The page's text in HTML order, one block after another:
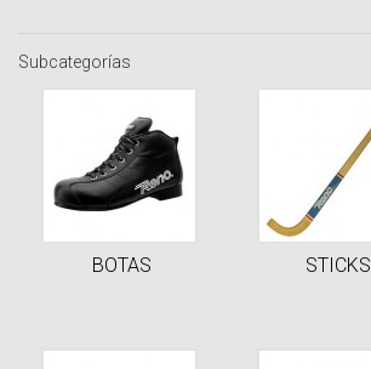
Subcategorías
BOTAS STICKS